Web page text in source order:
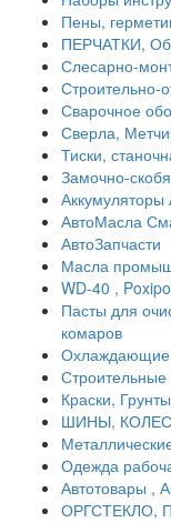
Пены,
ПЕРЧАТКИ,
Слесарно-
Строительно-
Сварочное
Сверла,
Тиски,
Замочно-
Аккумуляторы
АвтоМасла
АвтоЗапчасти
Масла
WD-40 ,
Пасты для
комаров
Охлаждающие
Строительные
Краски,
ШИНЫ,
Одежда
Автотовары ,
ОРГСТЕКЛО,